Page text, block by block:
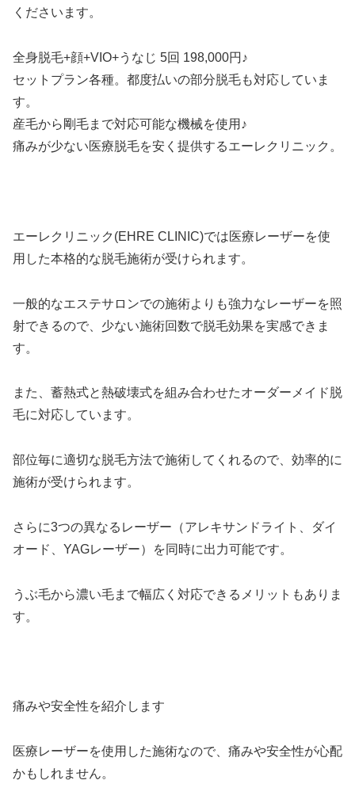
くださいます。
全身脱毛+顔+VIO+うなじ 5回 198,000円♪
セットプラン各種。都度払いの部分脱毛も対応していま
す。
産毛から剛毛まで対応可能な機械を使用♪
痛みが少ない医療脱毛を安く提供するエーレクリニック。
エーレクリニック(EHRE CLINIC)では医療レーザーを使
用した本格的な脱毛施術が受けられます。
一般的なエステサロンでの施術よりも強力なレーザーを照
射できるので、少ない施術回数で脱毛効果を実感できま
す。
また、蓄熱式と熱破壊式を組み合わせたオーダーメイド脱
毛に対応しています。
部位毎に適切な脱毛方法で施術してくれるので、効率的に
施術が受けられます。
さらに3つの異なるレーザー（アレキサンドライト、ダイ
オード、YAGレーザー）を同時に出力可能です。
うぶ毛から濃い毛まで幅広く対応できるメリットもありま
す。
痛みや安全性を紹介します
医療レーザーを使用した施術なので、痛みや安全性が心配
かもしれません。